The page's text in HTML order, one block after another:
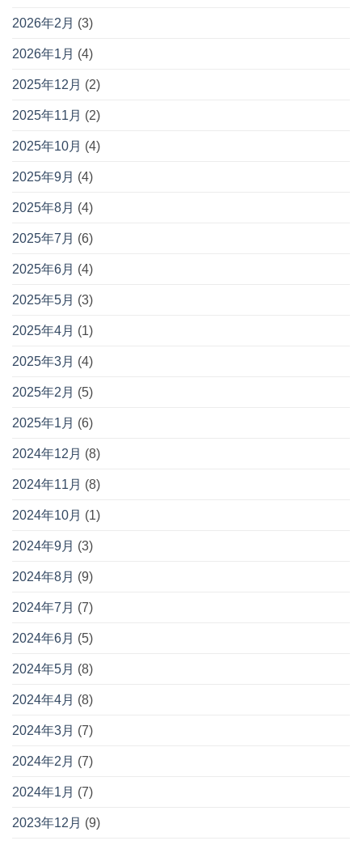
2026年2月 (3)
2026年1月 (4)
2025年12月 (2)
2025年11月 (2)
2025年10月 (4)
2025年9月 (4)
2025年8月 (4)
2025年7月 (6)
2025年6月 (4)
2025年5月 (3)
2025年4月 (1)
2025年3月 (4)
2025年2月 (5)
2025年1月 (6)
2024年12月 (8)
2024年11月 (8)
2024年10月 (1)
2024年9月 (3)
2024年8月 (9)
2024年7月 (7)
2024年6月 (5)
2024年5月 (8)
2024年4月 (8)
2024年3月 (7)
2024年2月 (7)
2024年1月 (7)
2023年12月 (9)